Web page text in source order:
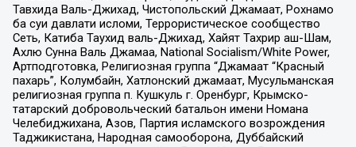
Тавхида Валь-Джихад, Чистопольский Джамаат, Рохнамо
ба суи давлати исломи, Террористическое сообщество
Сеть, Катиба Таухид валь-Джихад, Хайят Тахрир аш-Шам,
Ахлю Сунна Валь Джамаа, National Socialism/White Power,
Артподготовка, Религиозная группа “Джамаат “Красный
пахарь”, Колумбайн, Хатлонский джамаат, Мусульманская
религиозная группа п. Кушкуль г. Оренбург, Крымско-
татарский добровольческий батальон имени Номана
Челебиджихана, Азов, Партия исламского возрождения
Таджикистана, Народная самооборона, Дуббайский